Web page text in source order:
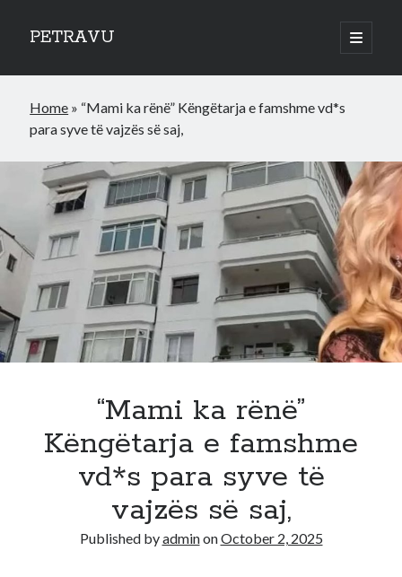
PETRAVU
open
primary
Sidebar
Bank
Credit Cards
World
Home » “Mami ka rënë” Këngëtarja e famshme vd*s
para syve të vajzës së saj,
“Mami ka rënë”
Këngëtarja e famshme
vd*s para syve të
vajzës së saj,
Published byadminonOctober 2, 2025